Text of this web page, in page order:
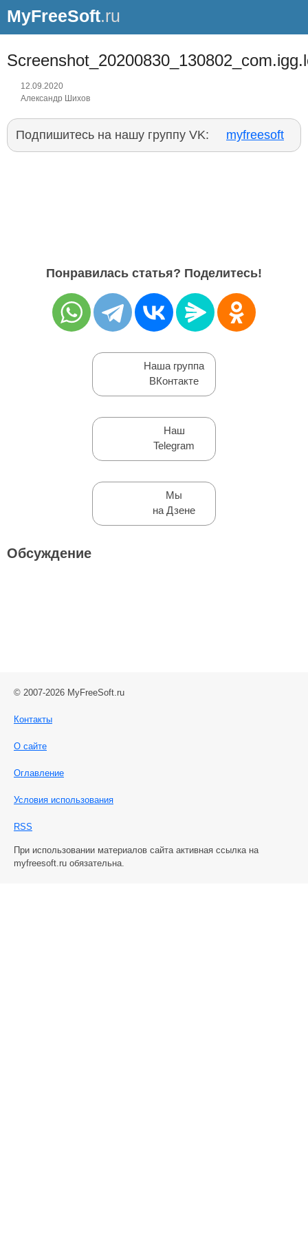
MyFreeSoft.ru
12.09.2020
Александр Шихов
Подпишитесь на нашу группу VK: myfreesoft
Понравилась статья? Поделитесь!
Наша группа
ВКонтакте
Наш
Telegram
Мы
на Дзене
Обсуждение
© 2007-2026 MyFreeSoft.ru
Контакты
О сайте
Оглавление
Условия использования
RSS
При использовании материалов сайта активная ссылка на
myfreesoft.ru обязательна.